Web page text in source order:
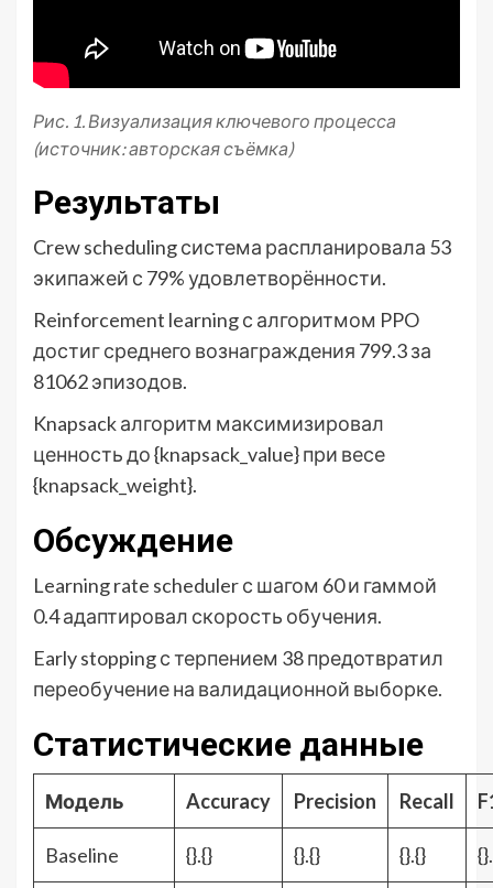
Рис. 1. Визуализация ключевого процесса
(источник: авторская съёмка)
Результаты
Crew scheduling система распланировала 53
экипажей с 79% удовлетворённости.
Reinforcement learning с алгоритмом PPO
достиг среднего вознаграждения 799.3 за
81062 эпизодов.
Knapsack алгоритм максимизировал
ценность до {knapsack_value} при весе
{knapsack_weight}.
Обсуждение
Learning rate scheduler с шагом 60 и гаммой
0.4 адаптировал скорость обучения.
Early stopping с терпением 38 предотвратил
переобучение на валидационной выборке.
Статистические данные
Модель Accuracy Precision Recall
Baseline {}.{} {}.{} {}.{}